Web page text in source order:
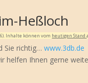
Heßloch
Inhalte können vom heutigen Stand
Sie richtig…www.3db.de
helfen Ihnen gerne